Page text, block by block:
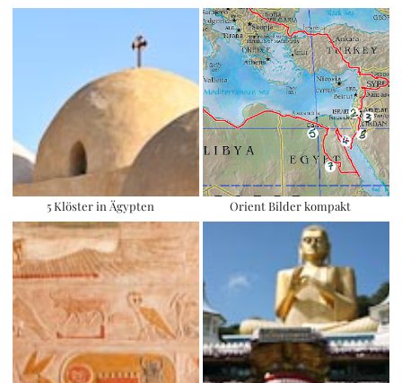
5 Klöster in Ägypten Orient Bilder kompakt